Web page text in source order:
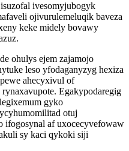
ivesomyjubogyk
ojivurulemeluqik baveza
keke midely bovawy
ohulys ejem zajamojo
leso yfodaganyzyg hexiza
ahecyxivul of
Egakypodaregig
gyko
otuj
ifogosynal af uxocecyvefowaw
sy kaci qykoki siji